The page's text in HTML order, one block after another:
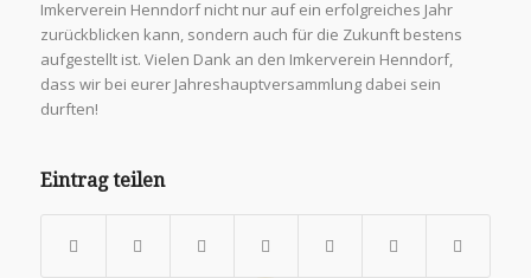
Imkerverein Henndorf nicht nur auf ein erfolgreiches Jahr
zurückblicken kann, sondern auch für die Zukunft bestens
aufgestellt ist. Vielen Dank an den Imkerverein Henndorf,
dass wir bei eurer Jahreshauptversammlung dabei sein
durften!
Eintrag teilen